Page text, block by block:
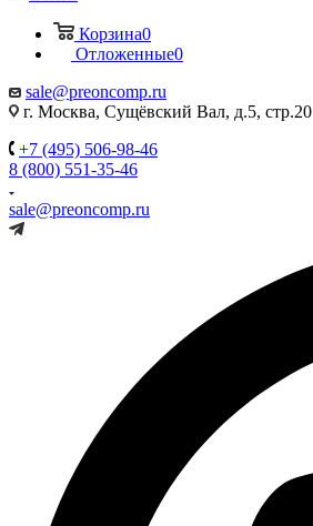
Корзина0
Отложенные0
sale@preoncomp.ru
г. Москва, Сущёвский Вал, д.5, стр.20
+7 (495) 506-98-46
8 (800) 551-35-46
sale@preoncomp.ru